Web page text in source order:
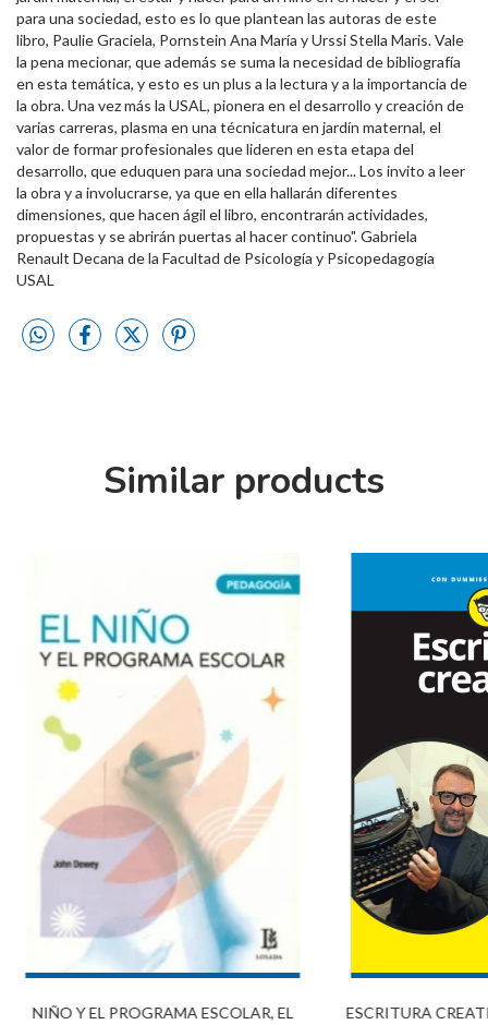
para una sociedad, esto es lo que plantean las autoras de este
libro, Paulie Graciela, Pornstein Ana María y Urssi Stella Maris. Vale
la pena mecionar, que además se suma la necesidad de bibliografía
en esta temática, y esto es un plus a la lectura y a la importancia de
la obra. Una vez más la USAL, pionera en el desarrollo y creación de
varias carreras, plasma en una técnicatura en jardín maternal, el
valor de formar profesionales que lideren en esta etapa del
desarrollo, que eduquen para una sociedad mejor... Los invito a leer
la obra y a involucrarse, ya que en ella hallarán diferentes
dimensiones, que hacen ágil el libro, encontrarán actividades,
propuestas y se abrirán puertas al hacer continuo". Gabriela
Renault Decana de la Facultad de Psicología y Psicopedagogía
USAL
Similar products
NIÑO Y EL PROGRAMA ESCOLAR, EL ESCRITURA